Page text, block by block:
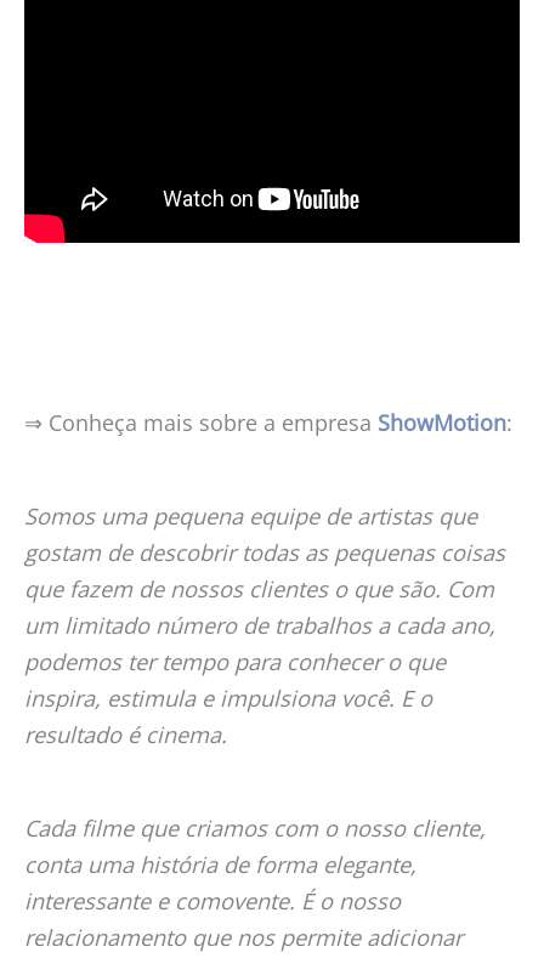
⇒ Conheça mais sobre a empresa ShowMotion:
Somos uma pequena equipe de artistas que
gostam de descobrir todas as pequenas coisas
que fazem de nossos clientes o que são. Com
um limitado número de trabalhos a cada ano,
podemos ter tempo para conhecer o que
inspira, estimula e impulsiona você. E o
resultado é cinema.
Cada filme que criamos com o nosso cliente,
conta uma história de forma elegante,
interessante e comovente. É o nosso
relacionamento que nos permite adicionar